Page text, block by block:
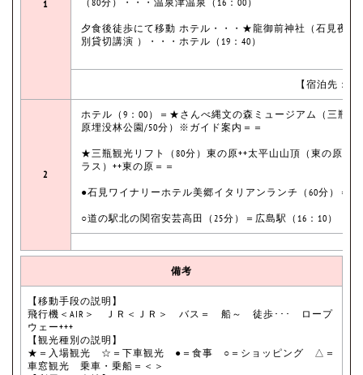
1
夕食後徒歩にて移動 ホテル・・・★龍御前神社（石見夜神
別貸切講演 ）・・・ホテル（19：40）
【宿泊先：
2
ホテル（9：00）＝★さんべ縄文の森ミュージアム（三瓶小
原埋没林公園/50分）※ガイド案内＝＝
★三瓶観光リフト（80分）東の原++太平山山頂（東の原展
ラス）++東の原＝＝
●石見ワイナリーホテル美郷イタリアンランチ（60分）＝
○道の駅北の関宿安芸高田（25分）＝広島駅（16：10）
備考
【移動手段の説明】
飛行機＜AIR＞ ＪＲ＜ＪＲ＞ バス＝ 船～ 徒歩･･･ ロープ
ウェー+++
【観光種別の説明】
★＝入場観光 ☆＝下車観光 ●＝食事 ○＝ショッピング △＝
車窓観光 乗車・乗船＝＜＞